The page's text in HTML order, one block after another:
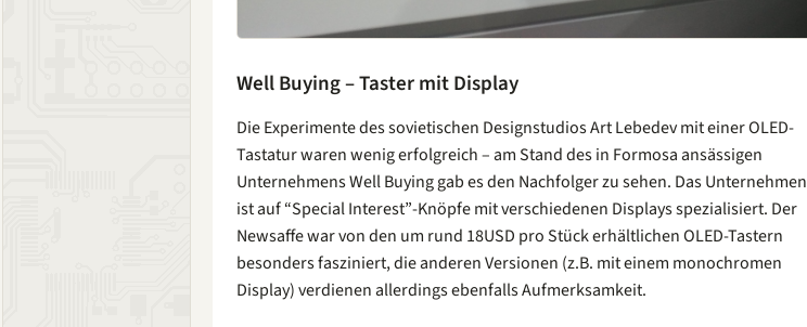
Well Buying – Taster mit Display
Die Experimente des sovietischen Designstudios Art Lebedev mit einer OLED-
Tastatur waren wenig erfolgreich – am Stand des in Formosa ansässigen
Unternehmens Well Buying gab es den Nachfolger zu sehen. Das Unternehmen
ist auf “Special Interest”-Knöpfe mit verschiedenen Displays spezialisiert. Der
Newsaffe war von den um rund 18USD pro Stück erhältlichen OLED-Tastern
besonders fasziniert, die anderen Versionen (z.B. mit einem monochromen
Display) verdienen allerdings ebenfalls Aufmerksamkeit.